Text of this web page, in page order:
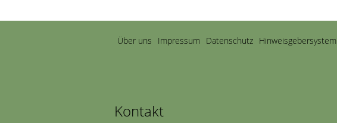
Navigation
überspringen
Über uns Impressum Datenschutz Hinweisgebersystem
Kontakt